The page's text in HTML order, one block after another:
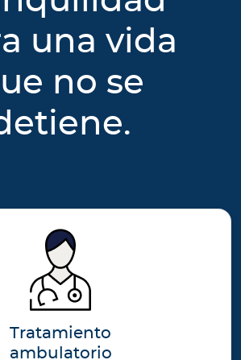
una vida
no se
Tratamiento
ambulatorio